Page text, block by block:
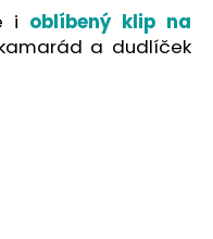
i oblíbený klip na
a dudlíček